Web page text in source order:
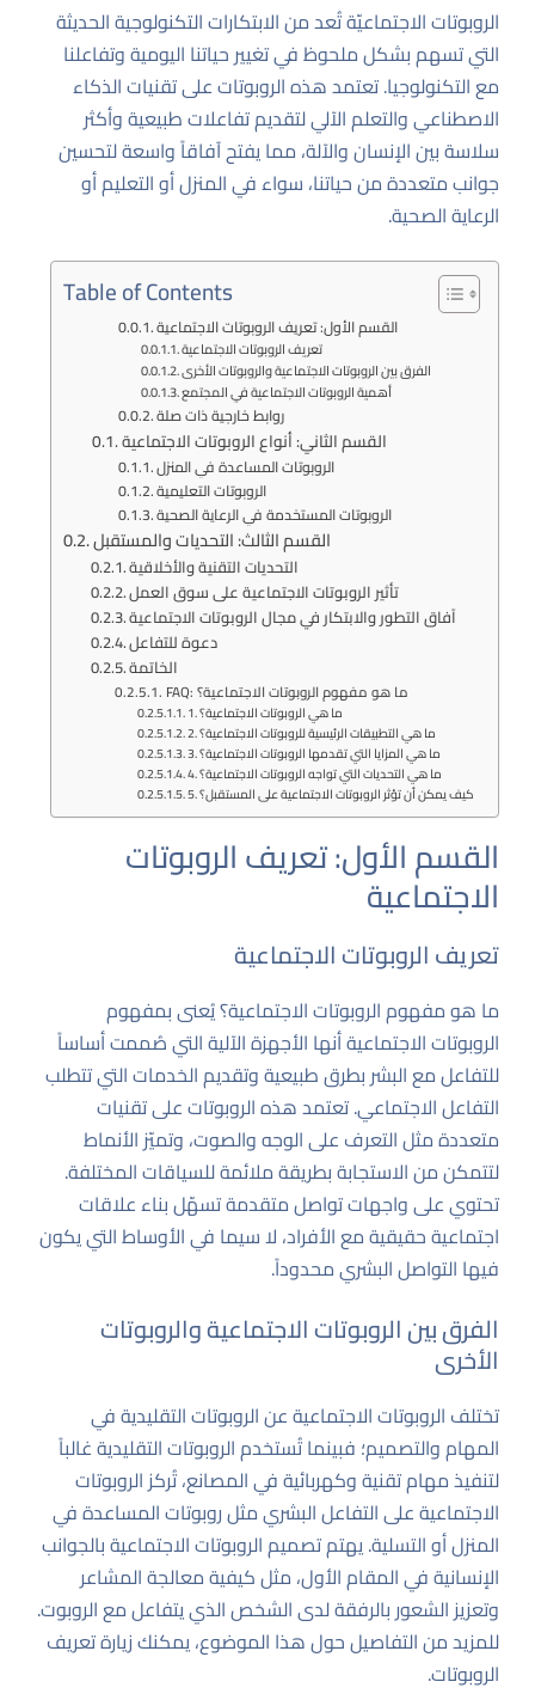
الروبوتات الاجتماعيّة تُعد من الابتكارات التكنولوجية الحديثة
التي تسهم بشكل ملحوظ في تغيير حياتنا اليومية وتفاعلنا
مع التكنولوجيا. تعتمد هذه الروبوتات على تقنيات الذكاء
الاصطناعي والتعلم الآلي لتقديم تفاعلات طبيعية وأكثر
سلاسة بين الإنسان والآلة، مما يفتح آفاقاً واسعة لتحسين
جوانب متعددة من حياتنا، سواء في المنزل أو التعليم أو
الرعاية الصحية.
Table of Contents
القسم الأول: تعريف الروبوتات الاجتماعية
تعريف الروبوتات الاجتماعية
الفرق بين الروبوتات الاجتماعية والروبوتات الأخرى
أهمية الروبوتات الاجتماعية في المجتمع
روابط خارجية ذات صلة
القسم الثاني: أنواع الروبوتات الاجتماعية
الروبوتات المساعدة في المنزل
الروبوتات التعليمية
الروبوتات المستخدمة في الرعاية الصحية
القسم الثالث: التحديات والمستقبل
التحديات التقنية والأخلاقية
تأثير الروبوتات الاجتماعية على سوق العمل
آفاق التطور والابتكار في مجال الروبوتات الاجتماعية
دعوة للتفاعل
الخاتمة
FAQ: ما هو مفهوم الروبوتات الاجتماعية؟
1. ما هي الروبوتات الاجتماعية؟
2. ما هي التطبيقات الرئيسية للروبوتات الاجتماعية؟
3. ما هي المزايا التي تقدمها الروبوتات الاجتماعية؟
4. ما هي التحديات التي تواجه الروبوتات الاجتماعية؟
5. كيف يمكن أن تؤثر الروبوتات الاجتماعية على المستقبل؟
القسم الأول: تعريف الروبوتات
الاجتماعية
تعريف الروبوتات الاجتماعية
ما هو مفهوم الروبوتات الاجتماعية؟ يُعنى بمفهوم
الروبوتات الاجتماعية أنها الأجهزة الآلية التي صُممت أساساً
للتفاعل مع البشر بطرق طبيعية وتقديم الخدمات التي تتطلب
التفاعل الاجتماعي. تعتمد هذه الروبوتات على تقنيات
متعددة مثل التعرف على الوجه والصوت، وتميّز الأنماط
لتتمكن من الاستجابة بطريقة ملائمة للسياقات المختلفة.
تحتوي على واجهات تواصل متقدمة تسهّل بناء علاقات
اجتماعية حقيقية مع الأفراد، لا سيما في الأوساط التي يكون
فيها التواصل البشري محدوداً.
الفرق بين الروبوتات الاجتماعية والروبوتات
الأخرى
تختلف الروبوتات الاجتماعية عن الروبوتات التقليدية في
المهام والتصميم؛ فبينما تُستخدم الروبوتات التقليدية غالباً
لتنفيذ مهام تقنية وكهربائية في المصانع، تُركز الروبوتات
الاجتماعية على التفاعل البشري مثل روبوتات المساعدة في
المنزل أو التسلية. يهتم تصميم الروبوتات الاجتماعية بالجوانب
الإنسانية في المقام الأول، مثل كيفية معالجة المشاعر
وتعزيز الشعور بالرفقة لدى الشخص الذي يتفاعل مع الروبوت.
للمزيد من التفاصيل حول هذا الموضوع، يمكنك زيارةتعريف
الروبوتات.